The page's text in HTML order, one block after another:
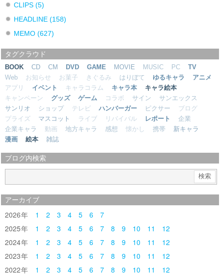
CLIPS(5)
HEADLINE(158)
MEMO(627)
タグクラウド
BOOK CD CM DVD GAME MOVIE MUSIC PC
TV
Web
お知らせ お菓子 きぐるみ はりぼて ゆるキャラ
アニメ
アプリ
イベント キャラコラム キャラ本
キャラ絵本
キャンペーン
グッズ ゲーム コラボ サイン
サンエックス
サンリオ
ショップ テレビ ハンバーガー ピクサー
ブログ
プライズ
マスコット ライブ リバイバル レポート
企業
企業キャラ
動画 地方キャラ 感想 懐かし 携帯
新キャラ
漫画
絵本 雑誌
ブログ内検索
アーカイブ
2026 1 2 3 4 5 6
7
2025
1 2 3 4 5 6 7 8 9 10 11
12
2024
1 2 3 4 5 6 7 8 9 10 11
12
2023
1 2 3 4 5 6 7 8 9 10 11
12
2022
1 2 3 4 5 6 7 8 9 10 11
12